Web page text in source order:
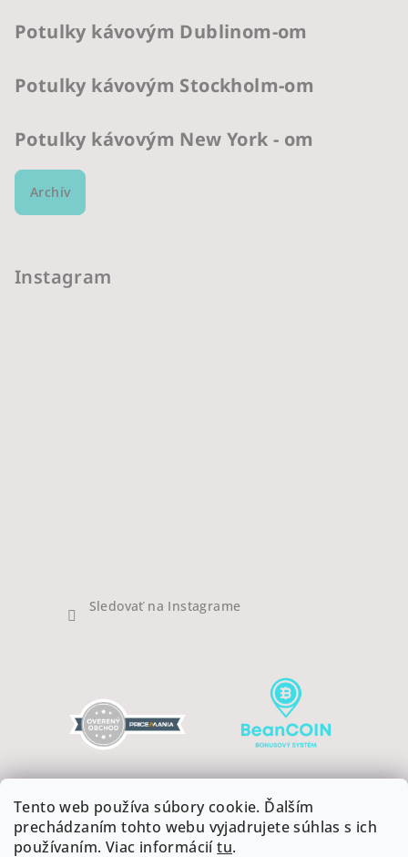
Tento web používa súbory cookie. Ďalším
prechádzaním tohto webu vyjadrujete súhlas s ich
používaním. Viac informáciítu.
Potulky kávovým Dublinom-om
Potulky kávovým Stockholm-om
Potulky kávovým New York - om
Archív
Instagram
Sledovať na Instagrame